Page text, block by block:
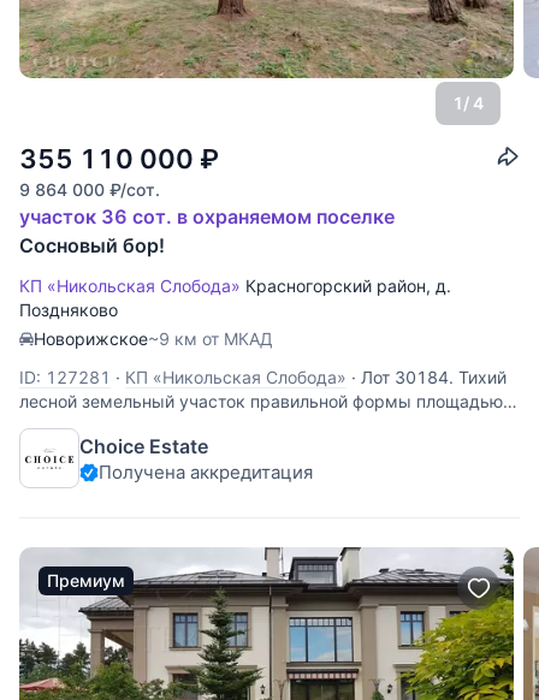
1/ 4
355 110 000 ₽
9 864 000 ₽/сот.
участок 36 сот. в охраняемом поселке
Сосновый бор!
КП «Никольская Слобода» Красногорский район, д.
Поздняково
Новорижское~9 км от МКАД
ID: 127281 · КП «Никольская Слобода» · Лот 30184. Тихий
лесной земельный участок правильной формы площадью
36 соток в элитном охраняемом коттеджном посёлке
"Никольская Слобода". К участку подведены все
центральные коммуникации. Коттеджный поселок
Choice Estate
Получена аккредитация
Премиум